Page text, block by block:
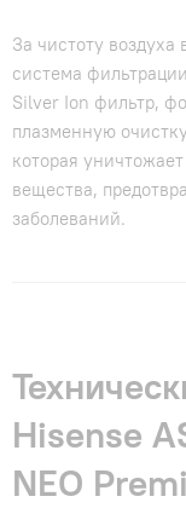
За чистоту
система
Silver Ion фильтр,
плазменную
которая
вещества,
заболеваний.
Hisense
NEO